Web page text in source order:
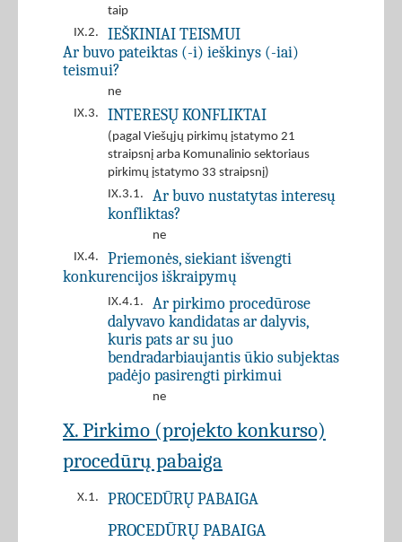
taip
IX.2.
IEŠKINIAI TEISMUI
Ar buvo pateiktas (-i) ieškinys (-iai)
teismui?
ne
IX.3.
INTERESŲ KONFLIKTAI
(pagal Viešųjų pirkimų įstatymo 21
straipsnį arba Komunalinio sektoriaus
pirkimų įstatymo 33 straipsnį)
IX.3.1.
Ar buvo nustatytas interesų
konfliktas?
ne
IX.4.
Priemonės, siekiant išvengti
konkurencijos iškraipymų
IX.4.1.
Ar pirkimo procedūrose
dalyvavo kandidatas ar dalyvis,
kuris pats ar su juo
bendradarbiaujantis ūkio subjektas
padėjo pasirengti pirkimui
ne
X. Pirkimo (projekto konkurso)
procedūrų pabaiga
X.1. PROCEDŪRŲ PABAIGA
PROCEDŪRŲ PABAIGA